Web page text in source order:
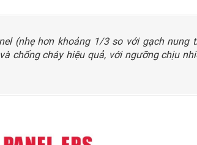
(nhẹ hơn khoảng 1/3 so với gạch nung
chống cháy hiệu quả, với ngưỡng chịu